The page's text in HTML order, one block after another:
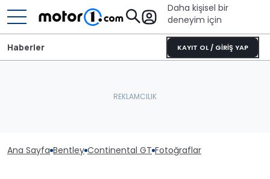
Daha kişisel bir
deneyim için
KAYIT OL / GİRİŞ YAP
Haberler
Ana Sayfa Bentley Continental GT Fotoğraflar